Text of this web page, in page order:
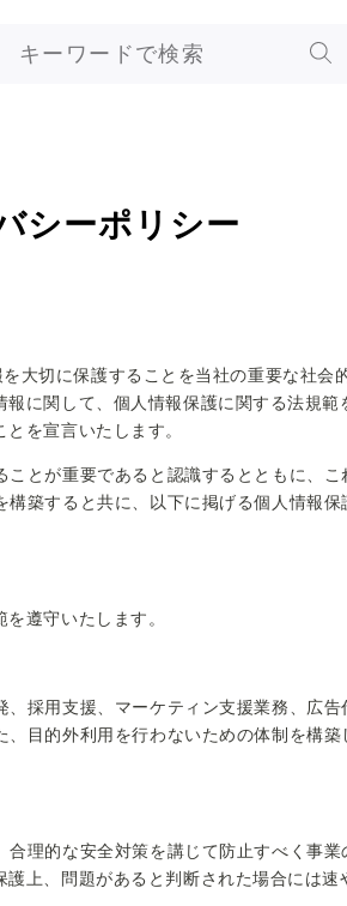
シーポリシー
切に保護することを当社の重要な社会
に関して、個人情報保護に関する法規
を宣言いたします。
とが重要であると認識するとともに、
築すると共に、以下に掲げる個人情報
遵守いたします。
採用支援、マーケティン支援業務、広
目的外利用を行わないための体制を構
理的な安全対策を講じて防止すべく事
上、問題があると判断された場合には速